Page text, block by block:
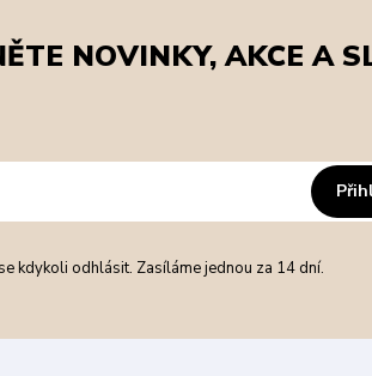
NOVINKY, AKCE A
kdykoli odhlásit. Zasíláme jednou za 14 dní.